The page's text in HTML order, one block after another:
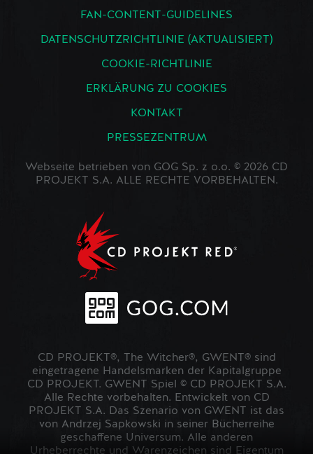
FAN-CONTENT-GUIDELINES
DATENSCHUTZRICHTLINIE (AKTUALISIERT)
COOKIE-RICHTLINIE
ERKLÄRUNG ZU COOKIES
KONTAKT
PRESSEZENTRUM
Webseite betrieben von GOG Sp. z o.o. © 2026 CD
PROJEKT S.A. ALLE RECHTE VORBEHALTEN.
CD PROJEKT®, The Witcher®, GWENT® sind
eingetragene Handelsmarken der Kapitalgruppe
CD PROJEKT. GWENT Spiel © CD PROJEKT S.A.
Alle Rechte vorbehalten. Entwickelt von CD
PROJEKT S.A. Das Szenario von GWENT ist das
von Andrzej Sapkowski in seiner Bücherreihe
geschaffene Universum. Alle anderen
Urheberrechte und Warenzeichen sind Eigentum